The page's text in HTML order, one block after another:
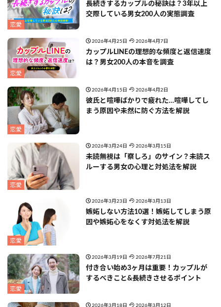
恋愛
長続きするカップルの秘訣は？3年以上
交際している男女200人の実態調査
恋愛
2026年4月25日 2026年4月7日
カップルLINEの理想的な頻度と返信速度
は？男女200人の本音を調査
恋愛
2026年4月15日 2026年4月2日
彼氏と喧嘩ばかりで疲れた…喧嘩してし
まう原因や未然に防ぐ方法を解説
恋愛
2026年3月24日 2026年3月15日
未読無視は「察しろ」のサイン？未読ス
ルーする男女の心理と対処法を解説
恋愛
2026年3月23日 2026年3月13日
嫉妬しない方法10選！嫉妬してしまう原
因や嫉妬心をなくす対処法を解説
恋愛
2026年3月19日 2026年7月21日
付き合い始め3ヶ月は重要！カップルが
するべきこと&長続きさせるポイント
2026年3月18日 2026年3月12日